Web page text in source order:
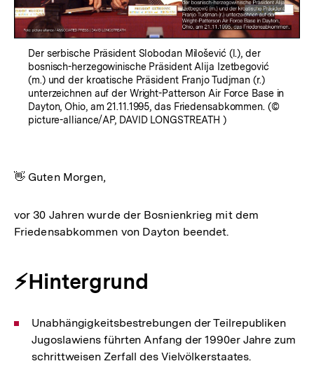
Der serbische Präsident Slobodan Milošević (l.), der
bosnisch-herzegowinische Präsident Alija Izetbegović
(m.) und der kroatische Präsident Franjo Tudjman (r.)
unterzeichnen auf der Wright-Patterson Air Force Base in
Dayton, Ohio, am 21.11.1995, das Friedensabkommen. (©
picture-alliance/AP, DAVID LONGSTREATH )
👋 Guten Morgen,
vor 30 Jahren wurde der Bosnienkrieg mit dem
Friedensabkommen von Dayton beendet.
⚡Hintergrund
Unabhängigkeitsbestrebungen der Teilrepubliken
Jugoslawiens führten Anfang der 1990er Jahre zum
schrittweisen Zerfall des Vielvölkerstaates.